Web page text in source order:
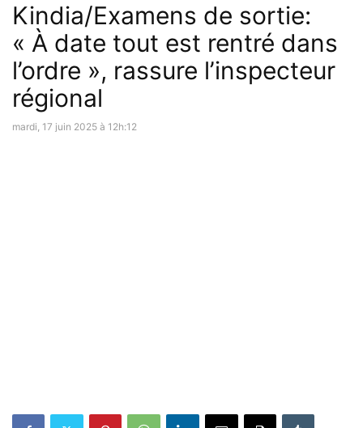
Kindia/Examens de sortie:
« À date tout est rentré dans
l’ordre », rassure l’inspecteur
régional
mardi, 17 juin 2025 à 12h:12